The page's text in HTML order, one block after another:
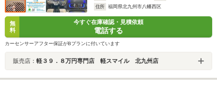
住所
福岡県北九州市八幡西区
無
料
今すぐ在庫確認・見積依頼
電話する
カーセンサーアフター保証がBプランに付いています
販売店： 軽３９．８万円専門店 軽スマイル 北九州店